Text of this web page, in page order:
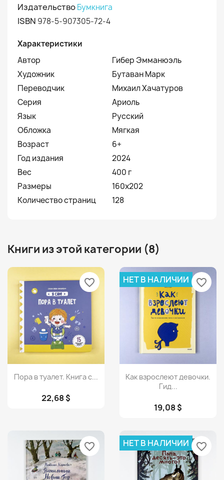
ИздательствоБумкнига
ISBN 978-5-907305-72-4
Характеристики
Автор
Гибер Эмманюэль
Художник
Бутаван Марк
Переводчик
Михаил Хачатуров
Серия
Ариоль
Язык
Русский
Обложка
Мягкая
Возраст
6+
Год издания
2024
Вес
400 г
Размеры
160х202
Количество страниц
128
Книги из этой категории (8)
Просмотр
Пора в туалет. Книга с...
22,68 $
favorite_border
Просмотр
Как взрослеют девочки.
Гид...
19,08 $
НЕТ В НАЛИЧИИ favorite_border
favorite_border НЕТ В НАЛИЧИИ favorite_border